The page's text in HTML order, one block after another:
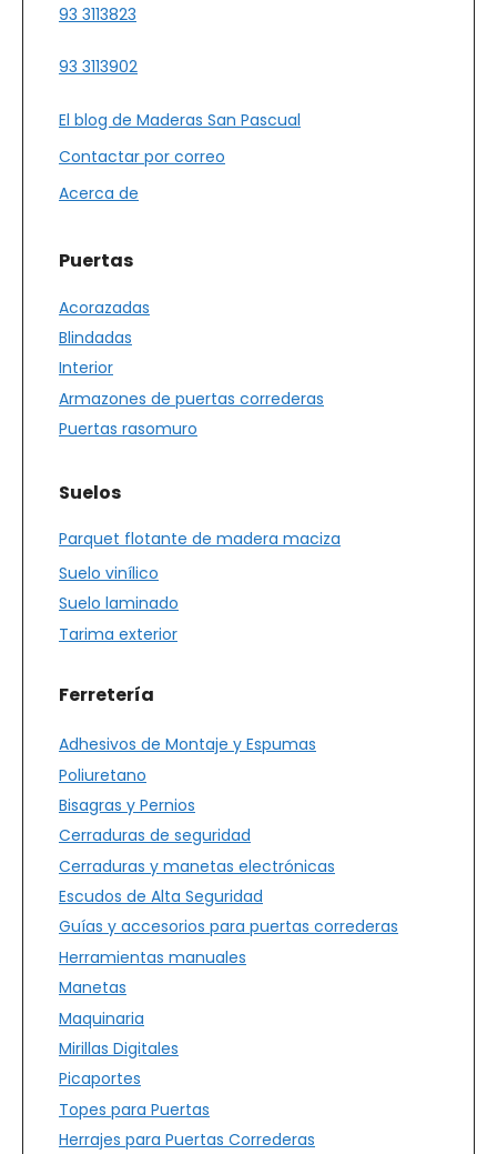
93 3113823
93 3113902
El blog de Maderas San Pascual
Contactar por correo
Acerca de
Puertas
Acorazadas
Blindadas
Interior
Armazones de puertas correderas
Puertas rasomuro
Suelos
Parquet flotante de madera maciza
Suelo vinílico
Suelo laminado
Tarima exterior
Ferretería
Adhesivos de Montaje y Espumas
Poliuretano
Bisagras y Pernios
Cerraduras de seguridad
Cerraduras y manetas electrónicas
Escudos de Alta Seguridad
Guías y accesorios para puertas correderas
Herramientas manuales
Manetas
Maquinaria
Mirillas Digitales
Picaportes
Topes para Puertas
Herrajes para Puertas Correderas